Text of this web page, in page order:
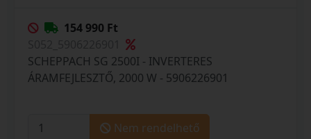
154 990 Ft
SCHEPPACH SG 2500I - INVERTERES
ÁRAMFEJLESZTŐ, 2000 W - 5906226901
Nem rendelhető